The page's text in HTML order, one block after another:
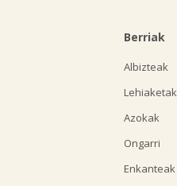
Berriak
Albizteak
Lehiaketak
Azokak
Ongarri
Enkanteak